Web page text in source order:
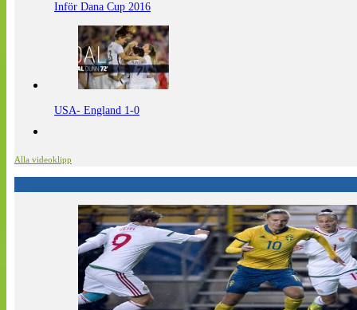
Inför Dana Cup 2016
USA- England 1-0
Alla videoklipp